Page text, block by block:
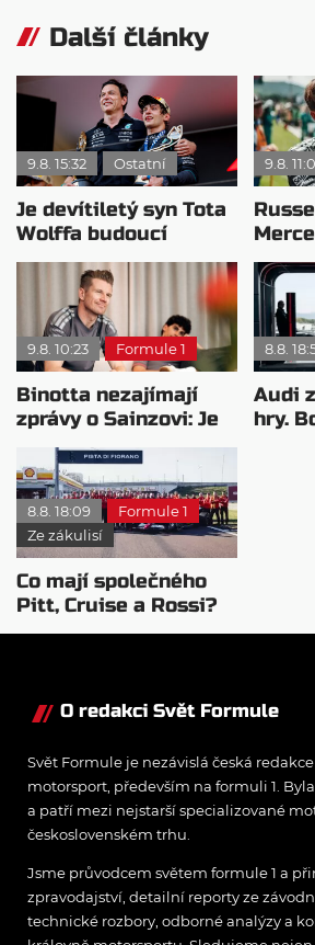
Další články
9.8. 15:32 Ostatní
Je devítiletý syn Tota
Wolffa budoucí
hvězdou F1?
9.8.
9.8. 10:23 Formule 1
Binotta nezajímají
zprávy o Sainzovi: Je
to důkaz, že Audi
roste
8.8.
Audi
hry.
8.8. 18:09
Formule 1
Ze zákulisí
Co mají společného
Pitt, Cruise a Rossi?
Všichni řídili
O redakci Svět Formule
Svět Formule je nezávislá česká
motorsport, především na formuli 1.
a patří mezi nejstarší specializované
československém trhu.
Jsme průvodcem světem formule 1 a
zpravodajství, detailní reporty ze
technické rozbory, odborné analýzy a